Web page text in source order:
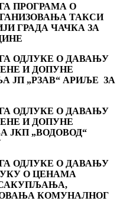
ПРОГРАМА О
ТАКСИ
ГРАДА ЧАЧКА ЗА
ОДЛУКЕ О ДАВАЊУ
И ДОПУНЕ
ЈП „РЗАВ“ АРИЉЕ ЗА
ОДЛУКЕ О ДАВАЊУ
И ДОПУНЕ
ЈКП „ВОДОВОД“
ОДЛУКЕ О ДАВАЊУ
О ЦЕНАМА
КОМУНАЛНОГ